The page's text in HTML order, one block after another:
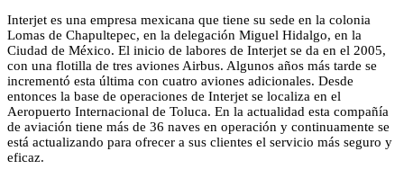
Interjet es una empresa mexicana que tiene su sede en la colonia
Lomas de Chapultepec, en la delegación Miguel Hidalgo, en la
Ciudad de México. El inicio de labores de Interjet se da en el 2005,
con una flotilla de tres aviones Airbus. Algunos años más tarde se
incrementó esta última con cuatro aviones adicionales. Desde
entonces la base de operaciones de Interjet se localiza en el
Aeropuerto Internacional de Toluca. En la actualidad esta compañía
de aviación tiene más de 36 naves en operación y continuamente se
está actualizando para ofrecer a sus clientes el servicio más seguro y
eficaz.